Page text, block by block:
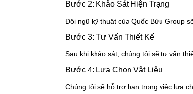
Bước 2: Khảo Sát Hiện Trạng
Đội ngũ kỹ thuật của Quốc Bửu Group
Bước 3: Tư Vấn Thiết Kế
Sau khi khảo sát, chúng tôi sẽ tư vấn
Bước 4: Lựa Chọn Vật Liệu
Chúng tôi sẽ hỗ trợ bạn trong việc lựa